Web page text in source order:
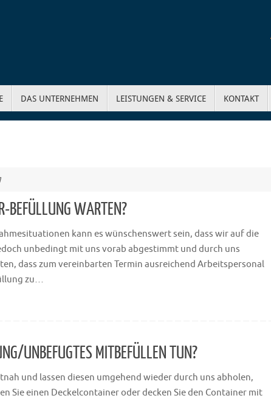
DAS UNTERNEHMEN LEISTUNGEN & SERVICE KONTAKT
BEFÜLLUNG WARTEN?
kann es wünschenswert sein, dass wir auf die
unbedingt mit uns vorab abgestimmt und durch uns
dass zum vereinbarten Termin ausreichend Arbeitspersonal
zu…
UNBEFUGTES MITBEFÜLLEN TUN?
und lassen diesen umgehend wieder durch uns abholen,
Sie einen Deckelcontainer oder decken Sie den Container mit